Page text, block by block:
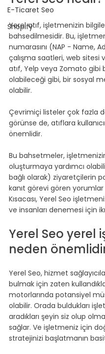
E-Ticaret Seo
Shopify
Yerel atıf, işletmenizin
bahsedilmesidir. Bu,
numarasını (NAP - Name,
çalışma saatleri, web sitesi
atıf, Yelp veya Zomato gibi
olabileceği gibi, bir sosyal
olabilir.
Çevrimiçi listeler çok fazla
görünse de, atıflara
önemlidir.
Bu bahsetmeler,
oluşturmaya yardımcı
bağlı olarak) ziyaretçilerin
kanıt görevi gören yorumlar
Kısacası, Yerel Seo
ve insanları denemesi için
Yerel Seo yerel
neden
Yerel Seo, hizmet
bulmak için zaten
motorlarında potansiyel
olabilir. Orada buldukları
aradıkları şeyin siz olup
sağlar. Ve işletmeniz için
stratejinizi başlatmanın